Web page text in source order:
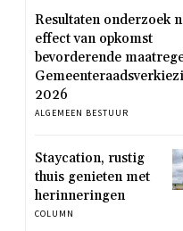
Resultaten onderzoek
effect van opkomst
bevorderende
2026
ALGEMEEN BESTUUR
Staycation, rustig
thuis genieten met
herinneringen
COLUMN